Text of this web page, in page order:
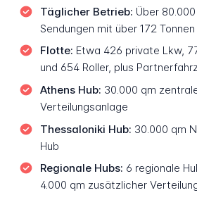
Täglicher Betrieb: Über
Sendungen mit über 172
Flotte: Etwa 426 private Lkw,
und 654 Roller, plus
Athens Hub: 30.000 qm
Verteilungsanlage
Thessaloniki Hub: 30.000 qm
Hub
Regionale Hubs: 6 regionale
4.000 qm zusätzlicher